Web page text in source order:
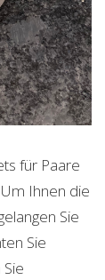
für Paare
Ihnen die
Sie
Sie